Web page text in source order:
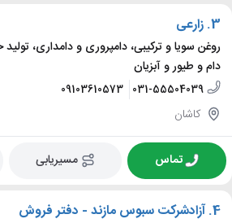
3. زارعی
روغن سویا و ترکیبی، دامپروری و دامداری،
دام و طیور و آبزیان
031-55504039
09103610573
کاشان
تماس مسیریابی
4. آزادشرکت سبوس مازند - دفتر فروش